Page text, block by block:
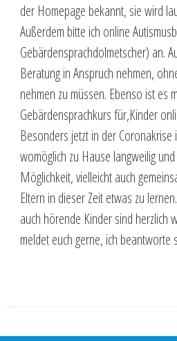
der Homepage bekannt, sie wird
Außerdem bitte ich online
Gebärdensprachdolmetscher) an.
Beratung in Anspruch nehmen,
nehmen zu müssen. Ebenso ist es
Gebärdensprachkurs für,Kinder
Besonders jetzt in der Coronakrise
womöglich zu Hause langweilig
Möglichkeit, vielleicht auch
Eltern in dieser Zeit etwas zu
auch hörende Kinder sind herzlich
meldet euch gerne, ich beantworte